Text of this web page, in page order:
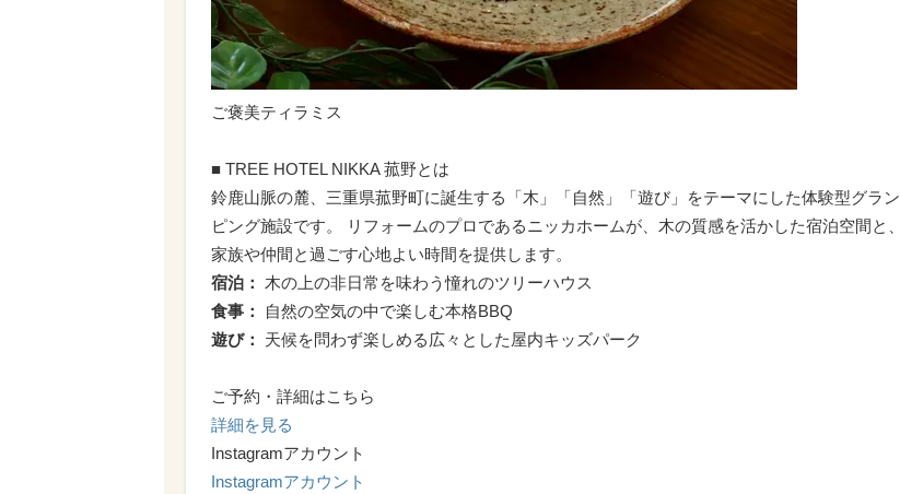
ご褒美ティラミス
■ TREE HOTEL NIKKA 菰野とは
鈴鹿山脈の麓、三重県菰野町に誕生する「木」「自然」「遊び」をテーマにした体験型グラン
ピング施設です。 リフォームのプロであるニッカホームが、木の質感を活かした宿泊空間と、
家族や仲間と過ごす心地よい時間を提供します。
宿泊：
木の上の非日常を味わう憧れのツリーハウス
食事：
自然の空気の中で楽しむ本格BBQ
遊び：
天候を問わず楽しめる広々とした屋内キッズパーク
ご予約・詳細はこちら
詳細を見る
Instagramアカウント
Instagramアカウント